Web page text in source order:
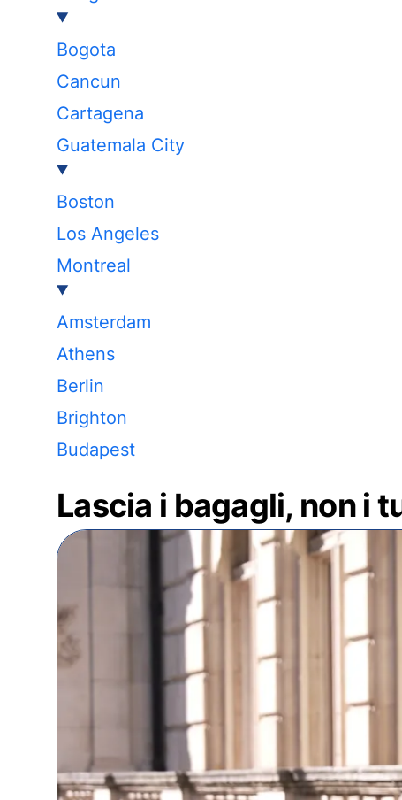
Bogota
Cancun
Cartagena
Guatemala City
Boston
Los Angeles
Montreal
Amsterdam
Athens
Berlin
Brighton
Budapest
Lascia i bagagli, non i